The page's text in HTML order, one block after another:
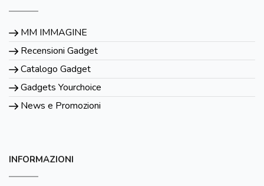
MM IMMAGINE
Recensioni Gadget
Catalogo Gadget
Gadgets Yourchoice
News e Promozioni
INFORMAZIONI